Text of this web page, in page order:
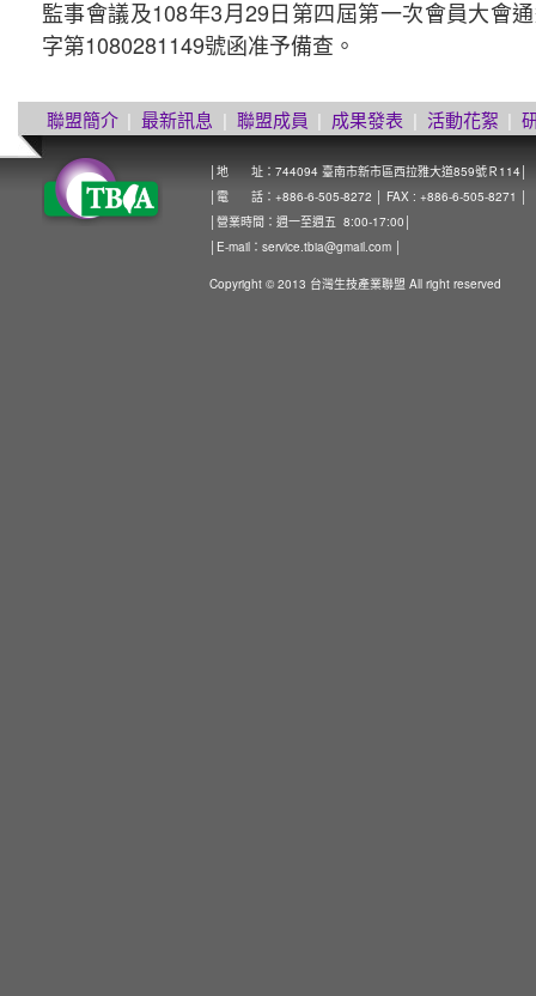
監事會議及108年3月29日第四屆第一次會員大會
字第1080281149號函准予備查。
聯盟簡介 | 最新訊息 | 聯盟成員 | 成果發表 | 活動花絮 |
│地 址：744094 臺南市新市區西拉雅大道859號Ｒ114│
│電 話：+886-6-505-8272 │ FAX : +886-6-505-8271 │
│營業時間：週一至週五 8:00-17:00│
│E-mail： service.tbia@gmail.com │
Copyright © 2013 台灣生技產業聯盟 All right reserved